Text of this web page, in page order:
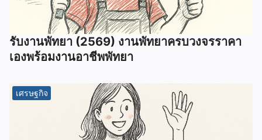
รับงานพัทยา (2569) ️งานพัทยาครบวงจรราคา
เองพร้อมงานอาชีพพัทยา
เศรษฐกิจ